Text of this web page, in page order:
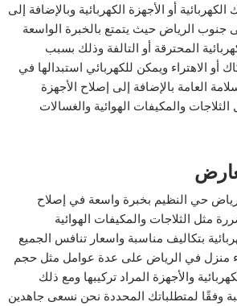
أو الأجهزة الكهربائية وبالإضافة إلى
جنوب الرياض حيث يتمتع بالخبرة الواسعة
المحترقة أو التالفة وذلك بسبب
أو الاهتراء ويمكن للكهربائي استبدالها في
العامة بالإضافة إلى إصلاح الأجهزة
الثلاجات والمكيفات الهوائية والغسالات
حي النظيم بخبرة واسعة في إصلاح
مثل الثلاجات والمكيفات الهوائية
بتكاليف مناسبة واسعار تنافس الجميع
منزل في الرياض على عدة عوامل مثل حجم
والأجهزة المراد تركيبها ومع ذلك
وفقًا لمتطلباتك المحددة نحن نسعى جاهدين